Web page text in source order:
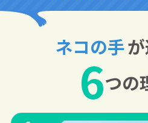
ネコの手
6つの